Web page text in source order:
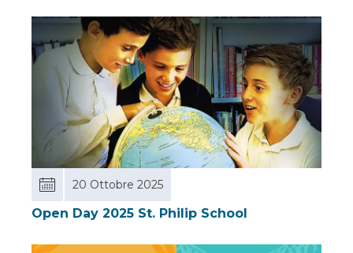
20 Ottobre 2025
Open Day 2025 St. Philip School